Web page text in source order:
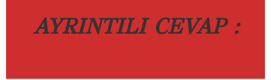
AYRINTILI CEVAP :